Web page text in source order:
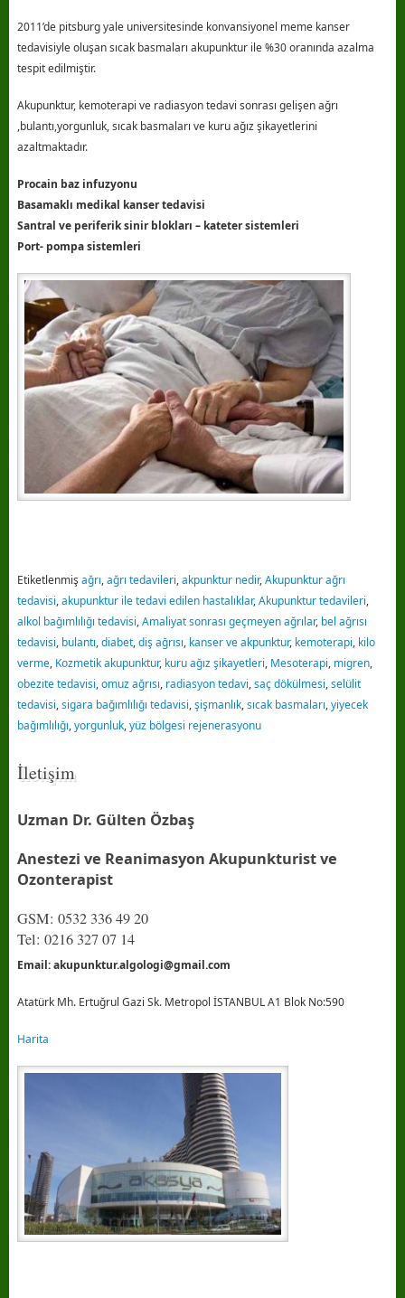
2011’de pitsburg yale universitesinde konvansiyonel meme kanser
tedavisiyle oluşan sıcak basmaları akupunktur ile %30 oranında azalma
tespit edilmiştir.
Akupunktur, kemoterapi ve radiasyon tedavi sonrası gelişen ağrı
,bulantı,yorgunluk, sıcak basmaları ve kuru ağız şikayetlerini
azaltmaktadır.
Procain baz infuzyonu
Basamaklı medikal kanser tedavisi
Santral ve periferik sinir blokları – kateter sistemleri
Port- pompa sistemleri
Etiketlenmiş ağrı,ağrı tedavileri,akpunktur nedir,Akupunktur ağrı
tedavisi,akupunktur ile tedavi edilen hastalıklar,Akupunktur tedavileri,
alkol bağımlılığı tedavisi,Amaliyat sonrası geçmeyen ağrılar, bel ağrısı
tedavisi, bulantı,diabet,diş ağrısı, kanser ve akpunktur, kemoterapi, kilo
verme, Kozmetik akupunktur, kuru ağız şikayetleri, Mesoterapi, migren,
obezite tedavisi,omuz ağrısı, radiasyon tedavi,saç dökülmesi,selülit
tedavisi,sigara bağımlılığı tedavisi,şişmanlık,sıcak basmaları,yiyecek
bağımlılığı,yorgunluk,yüz bölgesi rejenerasyonu
İletişim
Uzman Dr. Gülten Özbaş
Anestezi ve Reanimasyon Akupunkturist ve
Ozonterapist
GSM: 0532 336 49 20
Tel: 0216 327 07 14
Email: akupunktur.algologi@gmail.com
Atatürk Mh. Ertuğrul Gazi Sk. Metropol İSTANBUL A1 Blok No:590
Harita